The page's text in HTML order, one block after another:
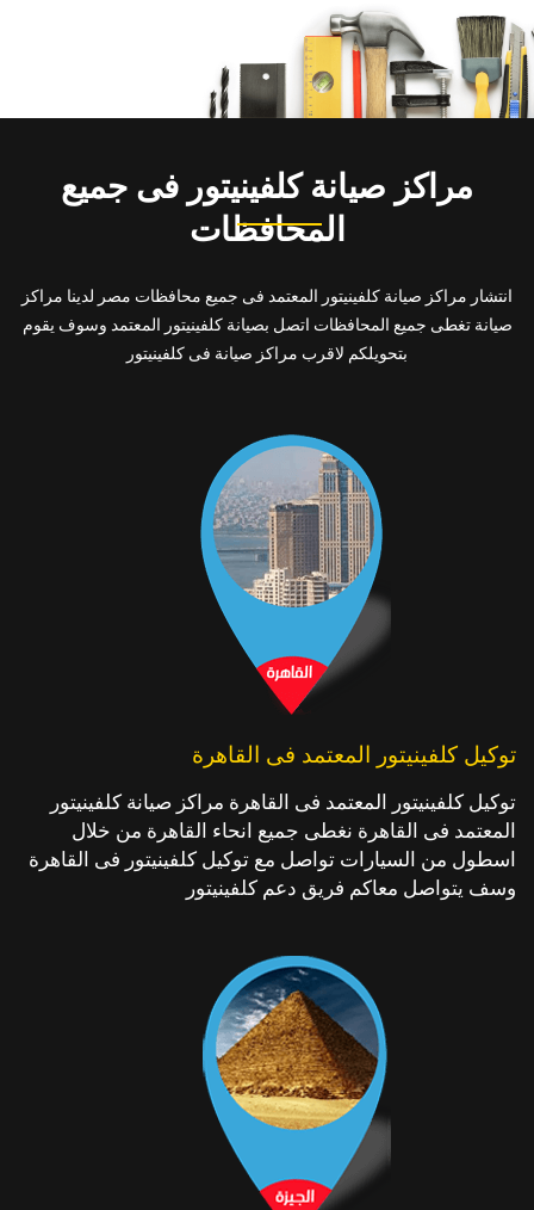
مراكز صيانة كلفينيتور فى جميع
المحافظات
انتشار مراكز صيانة كلفينيتور المعتمد فى جميع محافظات مصر لدينا مراكز
صيانة تغطى جميع المحافظات اتصل بصيانة كلفينيتور المعتمد وسوف يقوم
بتحويلكم لاقرب مراكز صيانة فى كلفينيتور
توكيل كلفينيتور المعتمد فى القاهرة
توكيل كلفينيتور المعتمد فى القاهرة مراكز صيانة كلفينيتور
المعتمد فى القاهرة نغطى جميع انحاء القاهرة من خلال
اسطول من السيارات تواصل مع توكيل كلفينيتور فى القاهرة
وسف يتواصل معاكم فريق دعم كلفينيتور